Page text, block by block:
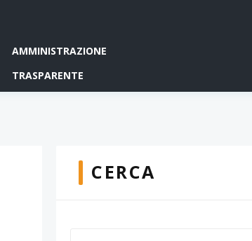
AMMINISTRAZIONE
TRASPARENTE
CERCA